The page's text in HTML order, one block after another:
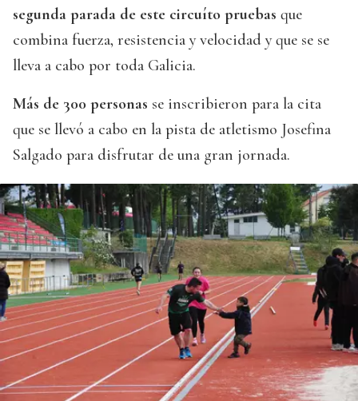
segunda parada de este circuíto pruebas que
combina fuerza, resistencia y velocidad y que se se
lleva a cabo por toda Galicia.
Más de 300 personas se inscribieron para la cita
que se llevó a cabo en la pista de atletismo Josefina
Salgado para disfrutar de una gran jornada.